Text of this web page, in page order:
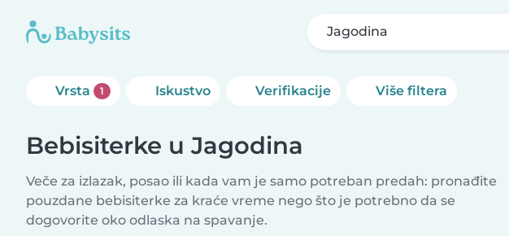
Jagodina
Vrsta 1 Iskustvo Verifikacije Više filtera
Bebisiterke u Jagodina
Veče za izlazak, posao ili kada vam je samo potreban predah: pronađite
pouzdane bebisiterke za kraće vreme nego što je potrebno da se
dogovorite oko odlaska na spavanje.